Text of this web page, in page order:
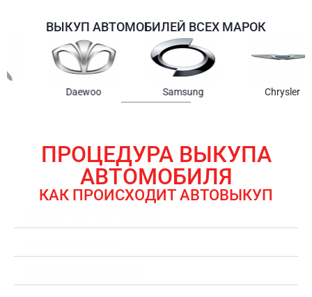
ВЫКУП АВТОМОБИЛЕЙ ВСЕХ МАРОК
Samsung Chrysler Gmc
ПРОЦЕДУРА ВЫКУПА
АВТОМОБИЛЯ
КАК ПРОИСХОДИТ АВТОВЫКУП